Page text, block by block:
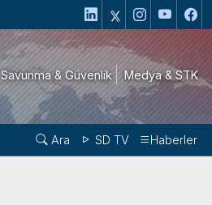
Savunma & Güvenlik Medya & STK
Ara SD TV Haberler